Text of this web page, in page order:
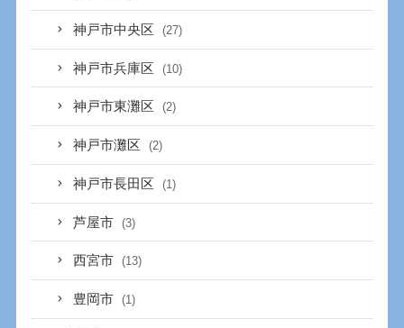
神戸市中央区 (27)
神戸市兵庫区 (10)
神戸市東灘区 (2)
神戸市灘区 (2)
神戸市長田区 (1)
芦屋市 (3)
西宮市 (13)
豊岡市 (1)